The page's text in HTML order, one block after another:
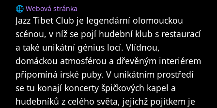
🌐 Webová stránka
Jazz Tibet Club je legendární olomouckou
scénou, v níž se pojí hudební klub s restaurací
a také unikátní génius locí. Vlídnou,
domáckou atmosférou a dřevěným interiérem
připomíná irské puby. V unikátním prostředí
se tu konají koncerty špičkových kapel a
hudebníků z celého světa, jejichž pojítkem je